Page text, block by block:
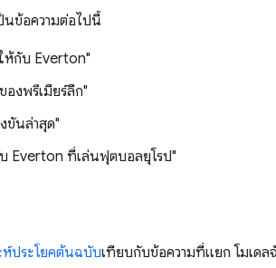
นข้อความต่อไปนี้
ห้กับ Everton"
งพรีเมียร์ลีก"
ขันล่าสุด"
Everton ที่เล่นฟุตบอลยุโรป"
ห์ประโยคต้นฉบับเทียบกับข้อความที่แยก โมเดล